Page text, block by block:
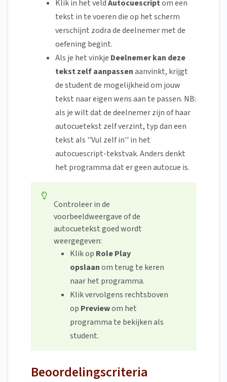
Klik in het veldAutocuescriptom een
tekst in te voeren die op het scherm
verschijnt zodra de deelnemer met de
oefening begint.
Als je het vinkje Deelnemer kan deze
tekst zelf aanpassenaanvinkt, krijgt
de student de mogelijkheid om jouw
tekst naar eigen wens aan te passen. NB:
als je wilt dat de deelnemer zijn of haar
autocuetekst zelf verzint, typ dan een
tekst als ''Vul zelf in'' in het
autocuescript-tekstvak. Anders denkt
het programma dat er geen autocue is.
Controleer in de
voorbeeldweergave of de
autocuetekst goed wordt
weergegeven:
Klik op Role Play
opslaanom terug te keren
naar het programma.
Klik vervolgens rechtsboven
op Previewom het
programma te bekijken als
student.
Beoordelingscriteria